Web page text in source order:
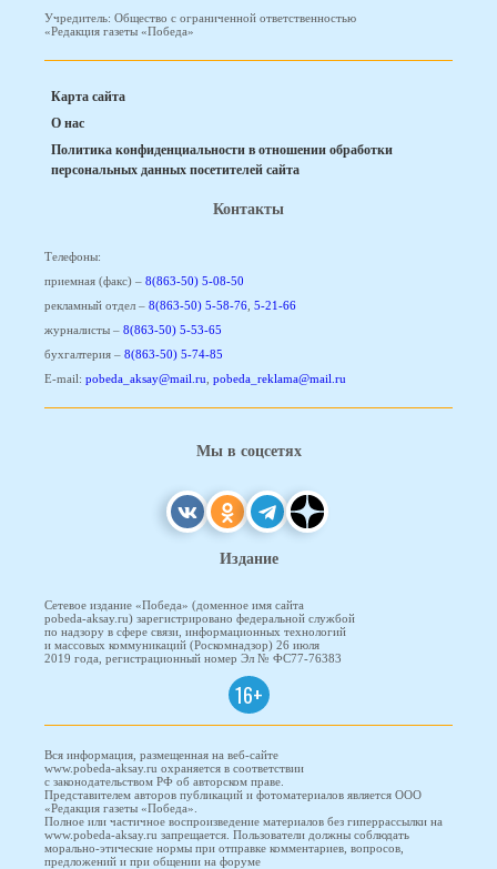
Учредитель: Общество с ограниченной ответственностью
«Редакция газеты «Победа»
Карта сайта
О нас
Политика конфиденциальности в отношении обработки
персональных данных посетителей сайта
Контакты
Телефоны:
приемная (факс) – 8(863-50) 5-08-50
рекламный отдел – 8(863-50) 5-58-76 5-21-66
журналисты – 8(863-50) 5-53-65
бухгалтерия – 8(863-50) 5-74-85
E-mail: pobeda_aksay@mail.ru pobeda_reklama@mail.ru
Мы в соцсетях
Издание
Сетевое издание «Победа» (доменное имя сайта
pobeda-aksay.ru) зарегистрировано федеральной службой
по надзору в сфере связи, информационных технологий
и массовых коммуникаций (Роскомнадзор) 26 июля
2019 года, регистрационный номер Эл № ФС77-76383
16+
Вся информация, размещенная на веб-сайте
www.pobeda-aksay.ru охраняется в соответствии
с законодательством РФ об авторском праве.
Представителем авторов публикаций и фотоматериалов является ООО
«Редакция газеты «Победа».
Полное или частичное воспроизведение материалов без гиперрассылки на
www.pobeda-aksay.ru запрещается. Пользователи должны соблюдать
морально-этические нормы при отправке комментариев, вопросов,
предложений и при общении на форуме